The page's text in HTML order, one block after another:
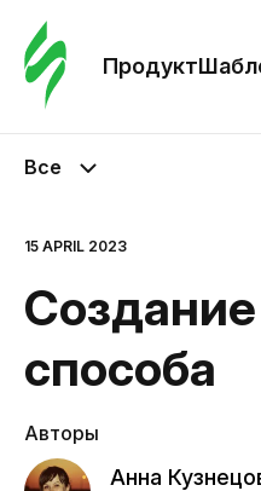
Продукт
Все
15 APRIL 2023
способа
Авторы
Анна